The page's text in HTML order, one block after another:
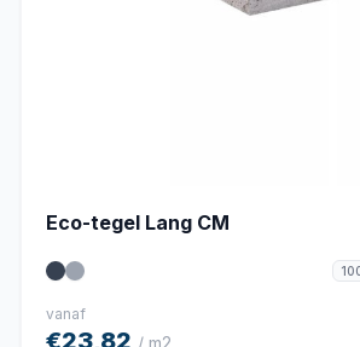
Eco-tegel Lang CM
vanaf
€23,82 / m2